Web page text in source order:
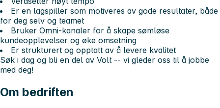
Er en lagspiller som motiveres av gode resultater, både
for deg selv og teamet
Bruker Omni-kanaler for å skape sømløse
kundeopplevelser og øke omsetning
Er strukturert og opptatt av å levere kvalitet
Søk i dag og bli en del av Volt -- vi gleder oss til å jobbe
med deg!
Om bedriften